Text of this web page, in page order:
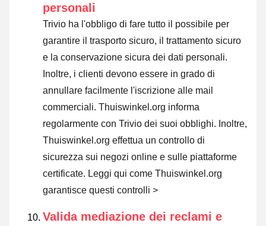
personali
Trivio ha l'obbligo di fare tutto il possibile per
garantire il trasporto sicuro, il trattamento sicuro
e la conservazione sicura dei dati personali.
Inoltre, i clienti devono essere in grado di
annullare facilmente l'iscrizione alle mail
commerciali. Thuiswinkel.org informa
regolarmente con Trivio dei suoi obblighi. Inoltre,
Thuiswinkel.org effettua un controllo di
sicurezza sui negozi online e sulle piattaforme
certificate. Leggi qui come Thuiswinkel.org
garantisce questi controlli >
Valida mediazione dei reclami e